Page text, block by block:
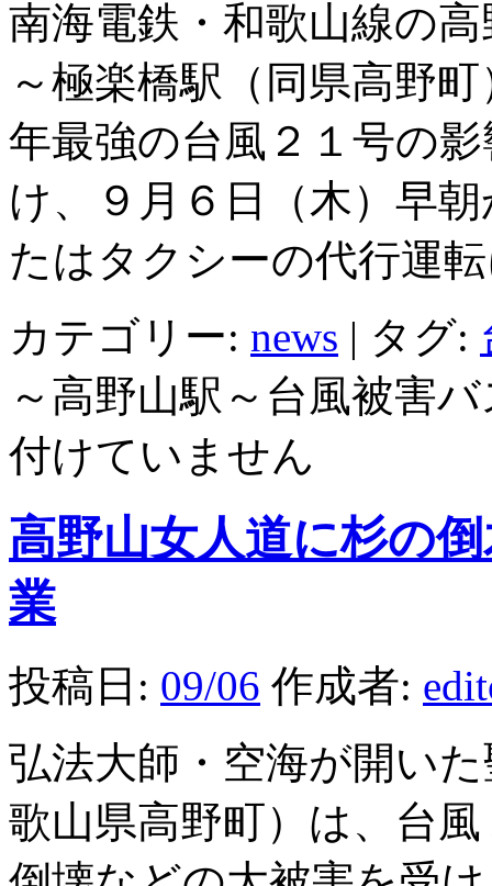
南海電鉄・和歌山線の
～極楽橋駅（同県高野
年最強の台風２１号の
け、９月６日（木）早
たはタクシーの代行運
カテゴリー: news | タグ:
～高野山駅～台風被害
付けていません
高野山女人道に杉の
業
投稿日: 09/06 作成者:
弘法大師・空海が開い
歌山県高野町）は、台